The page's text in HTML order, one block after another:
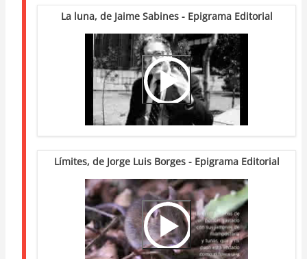
La luna, de Jaime Sabines - Epigrama Editorial
Video
Url
Límites, de Jorge Luis Borges - Epigrama Editorial
Video
Url